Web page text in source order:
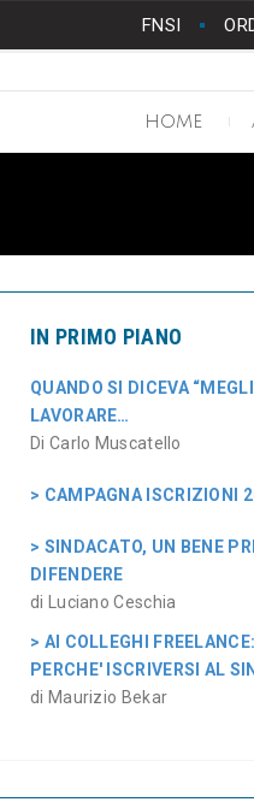
FNSI
HOME
IN PRIMO PIANO
QUANDO SI DICEVA
LAVORARE…
Di Carlo Muscatello
> CAMPAGNA ISCRIZIONI
> SINDACATO, UN BENE
DIFENDERE
di Luciano Ceschia
> AI COLLEGHI FREELANCE:
PERCHE' ISCRIVERSI AL
di Maurizio Bekar